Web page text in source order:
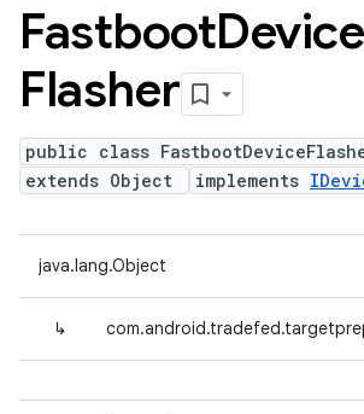
FastbootDevice
Flasher
public class
extends Object
implements
java.lang.Object
↳